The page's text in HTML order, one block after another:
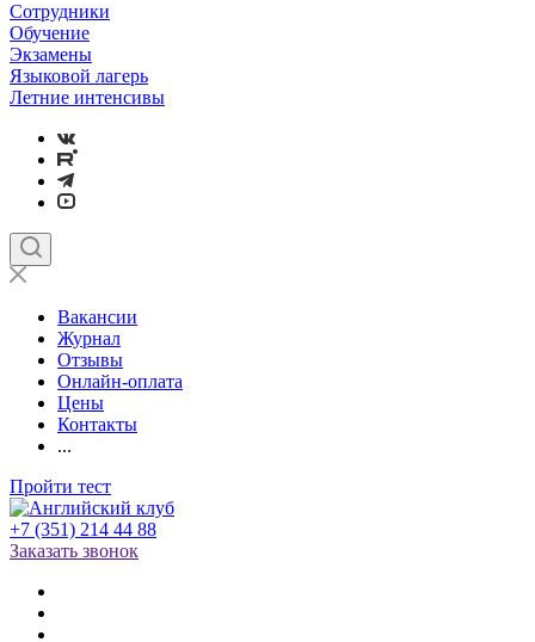
Сотрудники
Обучение
Экзамены
Языковой лагерь
Летние интенсивы
Вакансии
Журнал
Отзывы
Онлайн-оплата
Цены
Контакты
...
Пройти тест
+7 (351) 214 44 88
Заказать звонок